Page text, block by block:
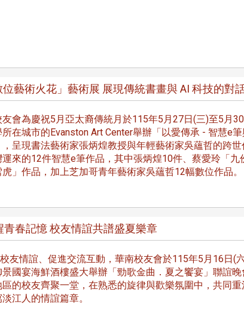
藝術火花」藝術展 展現傳統書畫與 AI 科技的對
會為慶祝5月亞太裔傳統月於115年5月27日(三)至5月
在城市的Evanston Art Center舉辦「以愛傳承 - 智慧e
，呈現書法藝術家張炳煌教授與年輕藝術家吳蘊哲的跨
運來的12件智慧e筆作品，其中張炳煌10件、蔡愛玲「九
」作品，加上芝加哥青年藝術家吳蘊哲12幅數位作品。
春記憶 校友情誼共譜盛夏樂章
友情誼、促進交流互動，華南校友會於115年5月16日(
國宴海鮮酒樓盛大舉辦「勁歌金曲．夏之饗宴」聯誼晚
區的校友齊聚一堂，在熟悉的旋律與歡樂氛圍中，共同
江人的情誼篇章。
會
...
(四)返校拜訪校友處，受到校友 ...
大會於6月5日下
園D508室舉行，
長、 ...
息
歡迎使用「淡江大學校園徵才
線上系統」
息